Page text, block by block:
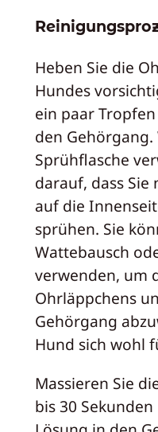
Heben Sie die
Hundes
ein paar
den Gehörgang.
Sprühflasche
darauf, dass Sie
auf die
sprühen. Sie
Wattebausch
verwenden, um
Ohrläppchens
Gehörgang
Hund sich wohl
Massieren Sie
bis 30